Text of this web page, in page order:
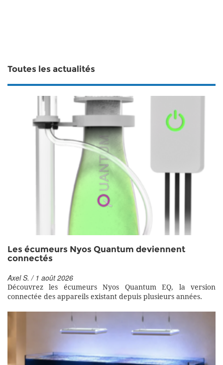
Toutes les actualités
Les écumeurs Nyos Quantum deviennent
connectés
Axel S. / 1 août 2026
Découvrez les écumeurs Nyos Quantum EQ, la version
connectée des appareils existant depuis plusieurs années.